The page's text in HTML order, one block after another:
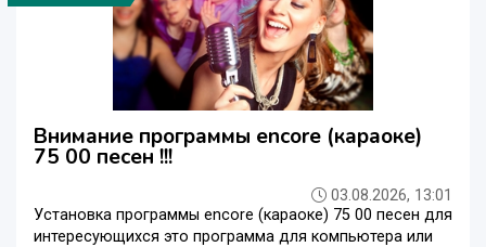
Внимание программы encore (караоке)
75 00 песен !!!
03.08.2026, 13:01
Установка программы encore (караоке) 75 00 песен для
интересующихся это программа для компьютера или